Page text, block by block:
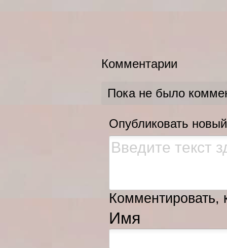
Комментарии
Пока не было
Опубликовать
Комментировать,
Имя